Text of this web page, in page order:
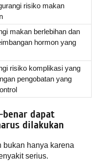
risiko makan
makan berlebihan dan
hormon yang
risiko komplikasi yang
pengobatan yang
benar dapat
dilakukan
bukan hanya karena
serius.